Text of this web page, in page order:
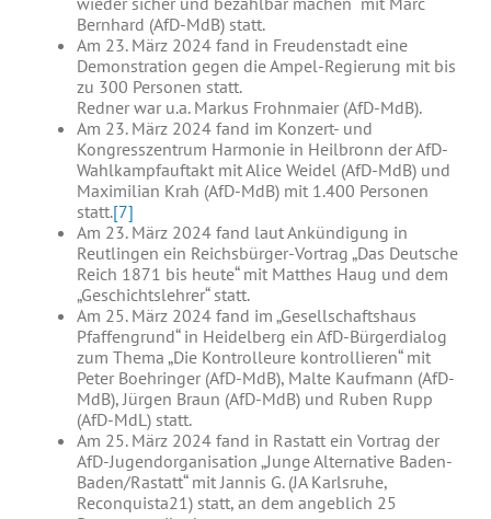
Bernhard (AfD-MdB) statt.
Am 23. März 2024 fand in Freudenstadt eine
Demonstration gegen die Ampel-Regierung mit bis
zu 300 Personen statt.
Redner war u.a. Markus Frohnmaier (AfD-MdB).
Am 23. März 2024 fand im Konzert- und
Kongresszentrum Harmonie in Heilbronn der AfD-
Wahlkampfauftakt mit Alice Weidel (AfD-MdB) und
Maximilian Krah (AfD-MdB) mit 1.400 Personen
statt.[7]
Am 23. März 2024 fand laut Ankündigung in
Reutlingen ein Reichsbürger-Vortrag „Das Deutsche
Reich 1871 bis heute“ mit Matthes Haug und dem
„Geschichtslehrer“ statt.
Am 25. März 2024 fand im „Gesellschaftshaus
Pfaffengrund“ in Heidelberg ein AfD-Bürgerdialog
zum Thema „Die Kontrolleure kontrollieren“ mit
Peter Boehringer (AfD-MdB), Malte Kaufmann (AfD-
MdB), Jürgen Braun (AfD-MdB) und Ruben Rupp
(AfD-MdL) statt.
Am 25. März 2024 fand in Rastatt ein Vortrag der
AfD-Jugendorganisation „Junge Alternative Baden-
Baden/Rastatt“ mit Jannis G. (JA Karlsruhe,
Reconquista21) statt, an dem angeblich 25